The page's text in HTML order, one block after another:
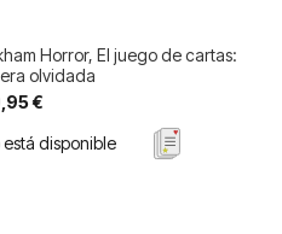
Horror, El juego de cartas:
olvidada
€
está disponible